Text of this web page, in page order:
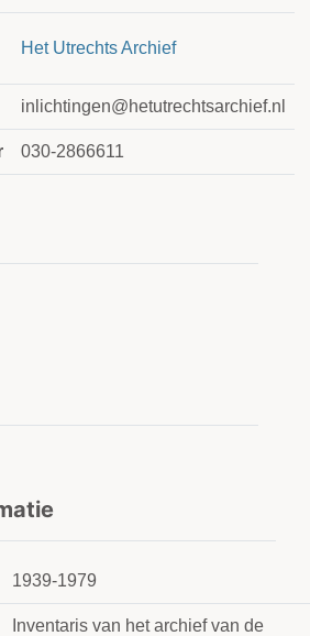
Het Utrechts Archief
inlichtingen@hetutrechtsarchief.nl
030-2866611
1939-1979
Inventaris van het archief van de